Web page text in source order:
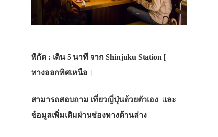
พิกัด : เดิน 5 นาที จาก Shinjuku Station [
ทางออกทิศเหนือ ]
สามารถสอบถาม เที่ยวญี่ปุ่นด้วยตัวเอง และ
ข้อมูลเพิ่มเติมผ่านช่องทางด้านล่าง